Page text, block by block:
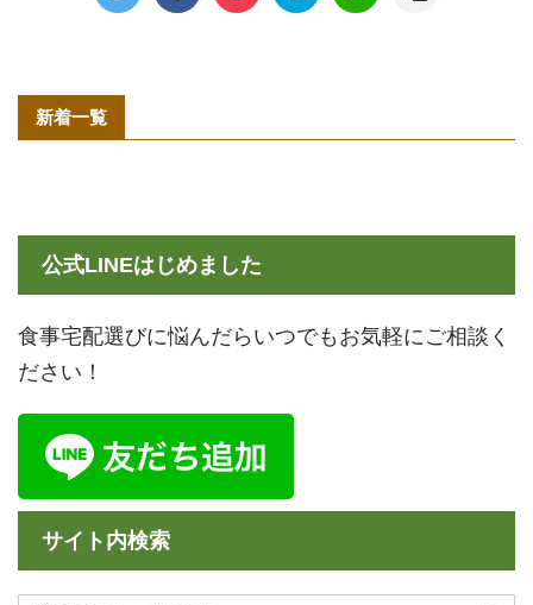
新着一覧
公式LINEはじめました
食事宅配選びに悩んだらいつでもお気軽にご相談く
ださい！
サイト内検索